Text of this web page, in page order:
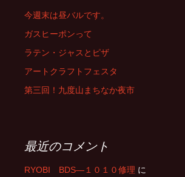
今週末は昼バルです。
ガスヒーポンって
ラテン・ジャスとピザ
アートクラフトフェスタ
第三回！九度山まちなか夜市
最近のコメント
RYOBI BDS―１０１０修理 に